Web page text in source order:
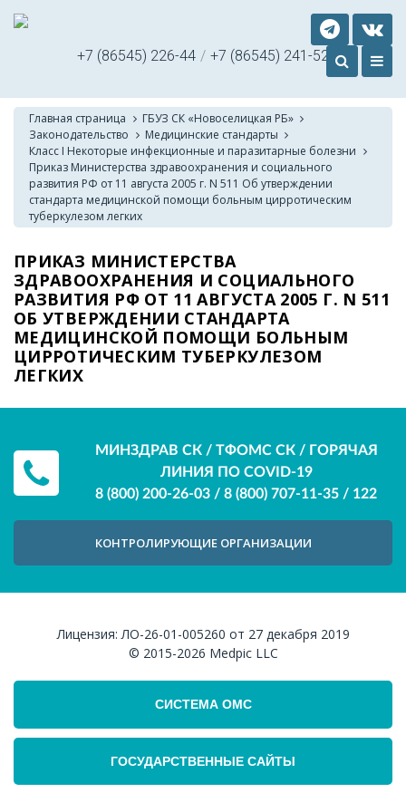
+7 (86545) 226-44 / +7 (86545) 241-52
Главная страница
ГБУЗ СК «Новоселицкая РБ»
Законодательство
Медицинские стандарты
Класс I Некоторые инфекционные и паразитарные болезни
Приказ Министерства здравоохранения и социального
развития РФ от 11 августа 2005 г. N 511 Об утверждении
стандарта медицинской помощи больным цирротическим
туберкулезом легких
ПРИКАЗ МИНИСТЕРСТВА
ЗДРАВООХРАНЕНИЯ И СОЦИАЛЬНОГО
РАЗВИТИЯ РФ ОТ 11 АВГУСТА 2005 Г. N 511
ОБ УТВЕРЖДЕНИИ СТАНДАРТА
МЕДИЦИНСКОЙ ПОМОЩИ БОЛЬНЫМ
ЦИРРОТИЧЕСКИМ ТУБЕРКУЛЕЗОМ
ЛЕГКИХ
МИНЗДРАВ СК / ТФОМС СК / ГОРЯЧАЯ
ЛИНИЯ ПО COVID-19
8 (800) 200-26-03 / 8 (800) 707-11-35 / 122
КОНТРОЛИРУЮЩИЕ ОРГАНИЗАЦИИ
Лицензия:ЛО-26-01-005260 от 27 декабря 2019
© 2015-2026 Medpic LLC
СИСТЕМА ОМС
ГОСУДАРСТВЕННЫЕ САЙТЫ